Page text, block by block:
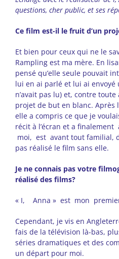
questions, cher public, et ses
Ce film est-il le fruit d’un
Et bien pour ceux qui ne le
Rampling est ma mère. En
pensé qu’elle seule pouvait
lui en ai parlé et lui ai envoyé
n’avait pas lu) et, contre
projet de but en blanc. Après
elle a compris ce que je
récit à l’écran et a
moi, est avant tout familial,
pas réalisé le film sans elle.
Je ne connais pas votre
réalisé des films?
« I, Anna » est mon
Cependant, je vis en
fais de la télévision là-bas,
séries dramatiques et des
un départ pour moi.